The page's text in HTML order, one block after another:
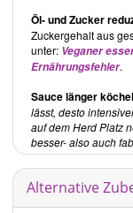
Vorspeisen
Desserts -
Getränke -
Rezepte
Vorspeisen -
In diesem Kapitel
orientalische Brote
Auberginencreme
Öl- und Zucker
Zuckergehalt aus
unter: Veganer
Ernährungsfehler.
Sauce länger
lässt, desto
auf dem Herd Platz
besser- also auch
Alternative